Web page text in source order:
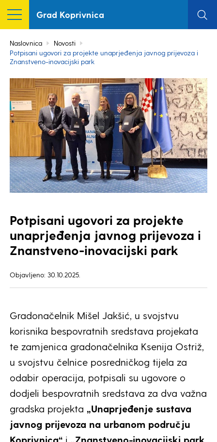
Grad Koprivnica
Naslovnica
Novosti
Potpisani ugovori za projekte unaprjeđenja javnog prijevoza i
Znanstveno-inovacijski park
Potpisani ugovori za projekte
unaprjeđenja javnog prijevoza i
Znanstveno-inovacijski park
Objavljeno: 30.10.2025.
Gradonačelnik Mišel Jakšić, u svojstvu
korisnika bespovratnih sredstava projekata
te zamjenica gradonačelnika Ksenija Ostriž,
u svojstvu čelnice posredničkog tijela za
odabir operacija, potpisali su ugovore o
dodjeli bespovratnih sredstava za dva važna
gradska projekta „Unaprjeđenje sustava
javnog prijevoza na urbanom području
Koprivnica“ i „Znanstveno-inovacijski park